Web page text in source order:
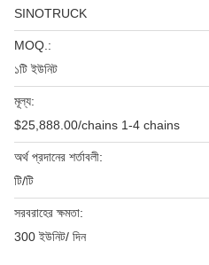
SINOTRUCK
MOQ.:
১টি ইউনিট
মূল্য:
$25,888.00/chains 1-4 chains
অর্থ প্রদানের শর্তাবলী:
টি/টি
সরবরাহের ক্ষমতা:
300 ইউনিট/ দিন